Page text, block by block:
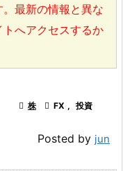
最新の情報と異な
へアクセスするか
 株  FX , 投資
Posted by jun